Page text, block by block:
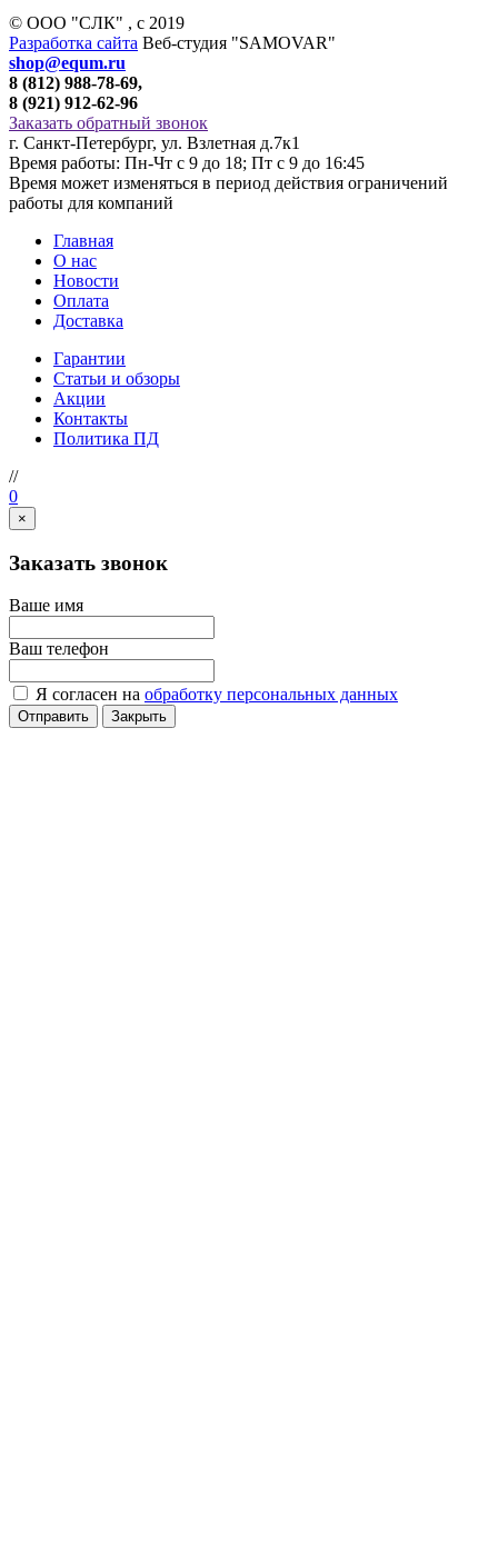
© ООО "СЛК" , c 2019
Разработка сайта Веб-студия "SAMOVAR"
shop@equm.ru
8 (812) 988-78-69,
8 (921) 912-62-96
Заказать обратный звонок
г. Санкт-Петербург, ул. Взлетная д.7к1
Время работы: Пн-Чт с 9 до 18; Пт с 9 до 16:45
Время может изменяться в период действия ограничений
работы для компаний
Главная
О нас
Новости
Оплата
Доставка
Гарантии
Статьи и обзоры
Акции
Контакты
Политика ПД
//
0
×
Заказать звонок
Ваше имя
Ваш телефон
Я согласен на обработку персональных данных
Отправить Закрыть